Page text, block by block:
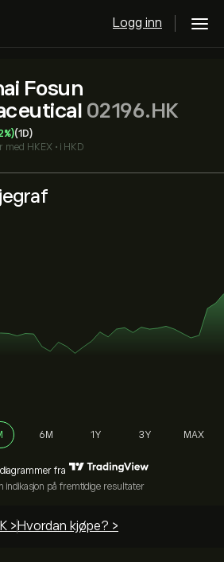
Logg inn
Fosun
02196.HK
(1D)
med HKEX • i HKD
6M 1Y 3Y MAX
fra
indikasjon på fremtidige resultater
> Hvordan kjøpe? >